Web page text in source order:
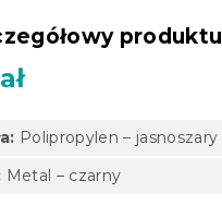
produktu
Polipropylen – jasnoszary
Metal – czarny